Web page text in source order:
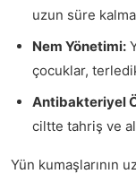
uzun süre
Nem Yönetimi:
çocuklar,
Antibakteriyel
ciltte tahriş ve
Yün kumaşlarının